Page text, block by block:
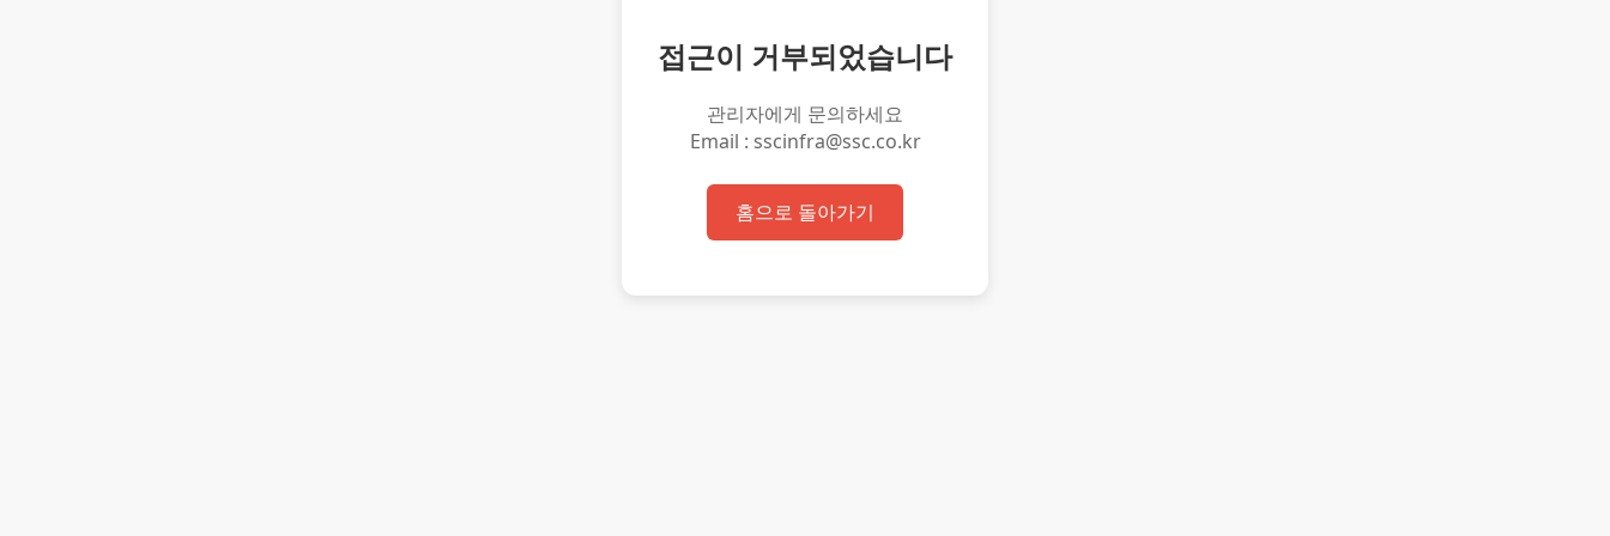
접근이 거부되었습니다
관리자에게 문의하세요
Email : sscinfra@ssc.co.kr
홈으로 돌아가기